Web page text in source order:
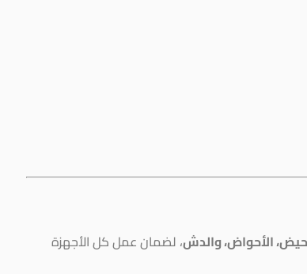
الأحواض، والدش، لضمان عمل كل الأجهزة